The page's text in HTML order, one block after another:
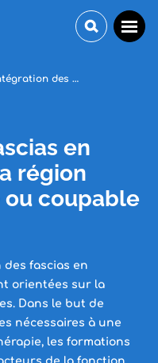
en
région
coupable
des fascias en
orientées sur la
Dans le but de
nécessaires à une
les formations
Intégration des fascias en physiothérapie : la région lombaire, victime ou coupable ?